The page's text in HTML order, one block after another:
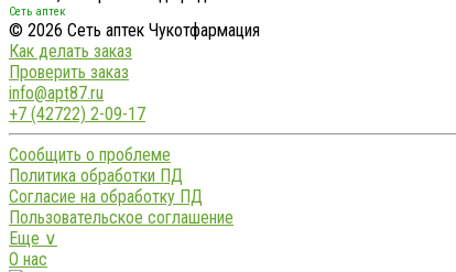
Сеть аптек
© 2026 Сеть аптек Чукотфармация
Как делать заказ
Проверить заказ
info@apt87.ru
+7 (42722) 2-09-17
Сообщить о проблеме
Политика обработки ПД
Согласие на обработку ПД
Пользовательское соглашение
Еще ∨
О нас